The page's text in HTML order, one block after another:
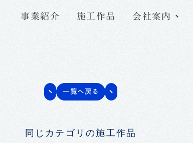
事業紹介 施工作品 会社案内
会社概要
三木組で働く魅力
一覧へ戻る
同じカテゴリの施工作品